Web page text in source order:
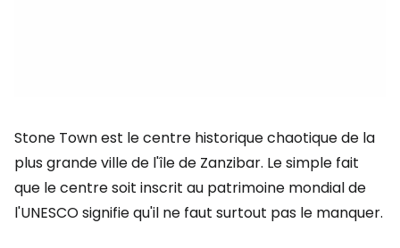
Stone Town est le centre historique chaotique de la
plus grande ville de l'île de Zanzibar. Le simple fait
que le centre soit inscrit au patrimoine mondial de
l'UNESCO signifie qu'il ne faut surtout pas le manquer.